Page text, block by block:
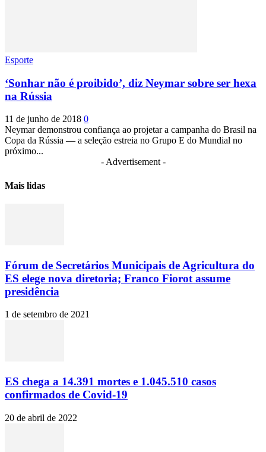
Esporte
‘Sonhar não é proibido’, diz Neymar sobre ser hexa
na Rússia
11 de junho de 2018 0
Neymar demonstrou confiança ao projetar a campanha do Brasil na
Copa da Rússia — a seleção estreia no Grupo E do Mundial no
próximo...
- Advertisement -
Mais lidas
Fórum de Secretários Municipais de Agricultura do
ES elege nova diretoria; Franco Fiorot assume
presidência
1 de setembro de 2021
ES chega a 14.391 mortes e 1.045.510 casos
confirmados de Covid-19
20 de abril de 2022